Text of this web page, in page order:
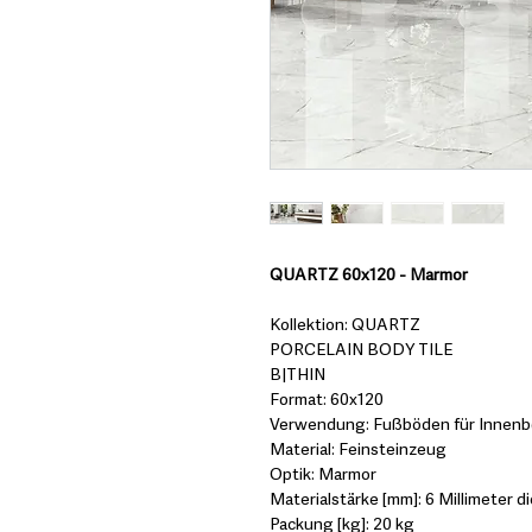
QUARTZ 60x120 - Marmor
Kollektion: QUARTZ
PORCELAIN BODY TILE
B|THIN
Format: 60x120
Verwendung: Fußböden für
Material: Feinsteinzeug
Optik: Marmor
Materialstärke [mm]: 6 Millimeter
Packung [kg]: 20 kg